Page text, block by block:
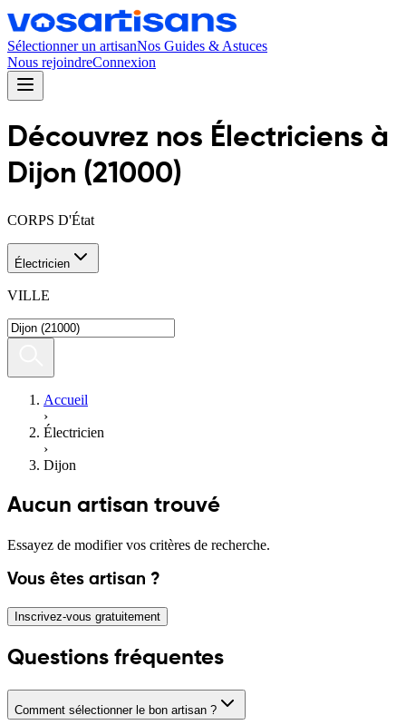
Sélectionner un artisanNos Guides & Astuces
Nous rejoindreConnexion
Découvrez nos Électriciens à
Dijon (21000)
CORPS D'État
Électricien
VILLE
Accueil
›
Électricien
›
Dijon
Aucun artisan trouvé
Essayez de modifier vos critères de recherche.
Vous êtes artisan ?
Inscrivez-vous gratuitement
Questions fréquentes
Comment sélectionner le bon artisan ?